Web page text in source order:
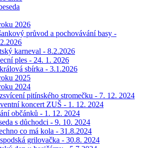
2026
průvod a pochovávání basy -
karneval - 8.2.2026
ples - 24. 1. 2026
sbírka - 3.1.2026
2025
2024
pitínského stromečku - 7. 12. 2024
koncert ZUŠ - 1. 12. 2024
občánků - 1. 12. 2024
s důchodci - 9. 10. 2024
co má kola - 31.8.2024
grilovačka - 30.8. 2024